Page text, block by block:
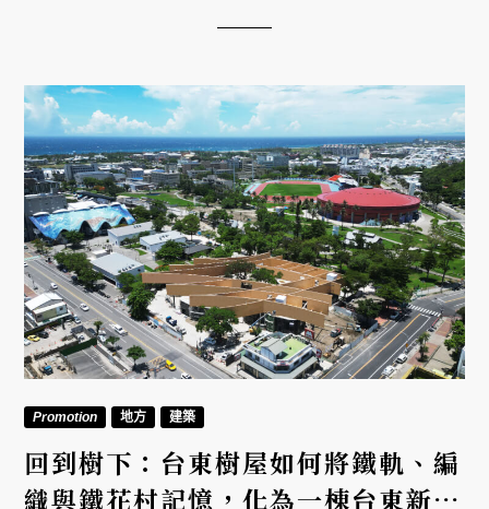
Promotion 地方 建築
回到樹下：台東樹屋如何將鐵軌、編
織與鐵花村記憶，化為一棟台東新地